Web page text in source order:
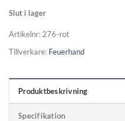
Slut i lager
Artikelnr: 276-rot
Tillverkare: Feuerhand
Produktbeskrivning
Specifikation